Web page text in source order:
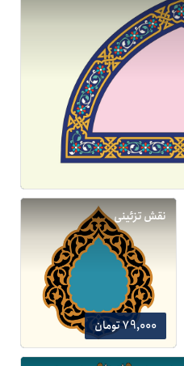
نقش تزئینی
79,000 تومان